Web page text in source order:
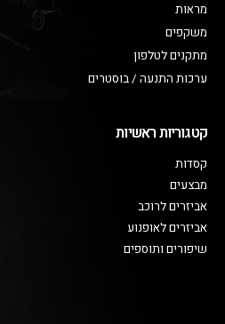
מראות
משקפים
מתקנים לטלפון
ערכות התנעה / בוסטרים
קטגוריות ראשיות
קסדות
מבצעים
אביזרים לרוכב
אביזרים לאופנוע
שיפורים ותוספים